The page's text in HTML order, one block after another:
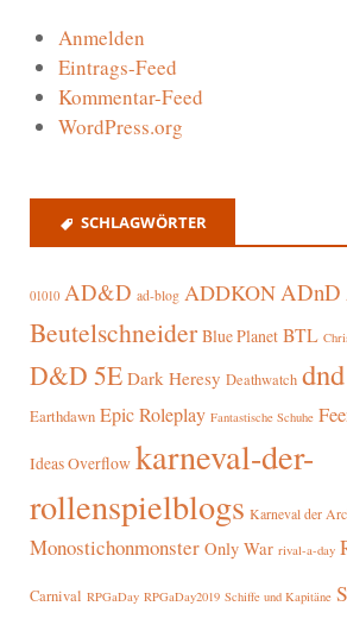
Anmelden
Eintrags-Feed
Kommentar-Feed
WordPress.org
SCHLAGWÖRTER
01010 AD&D ad-blog ADDKONADnD
Beutelschneider Blue Planet BTL
D&D 5E Dark Heresy Deathwatch dnd
Earthdawn Epic Roleplay Fantastische Schuhe
Ideas Overflow karneval-der-
rollenspielblogs Karneval der
Monostichonmonster Only War rival-a-day
Carnival RPGaDay RPGaDay2019 Schiffe und Kapitäne